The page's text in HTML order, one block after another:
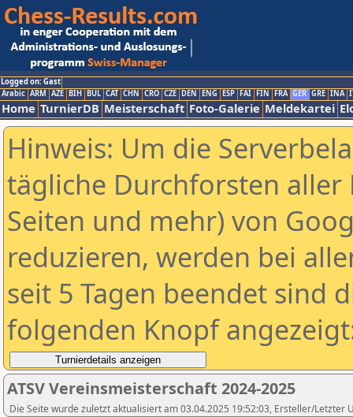
Logged on: Gast
Arabic ARM AZE BIH BUL CAT CHN CRO CZE DEN ENG ESP FAI FIN FRA GER GRE INA
Home TurnierDB Meisterschaft Foto-Galerie Meldekartei
Hinweis: Um die
tägliche Durchforsten aller
Seiten und mehr) von
reduzieren, werden bei
seit 5 Tagen beendet sind
folgenden Knopf
ATSV Vereinsmeisterschaft 2024-2025
Die Seite wurde zuletzt aktualisiert am 03.04.2025 19:52:03, Ersteller/Letzter